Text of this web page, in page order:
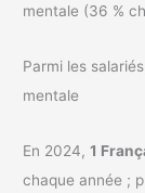
mentale (36 %
Parmi les
mentale
En 2024,1
chaque année ;